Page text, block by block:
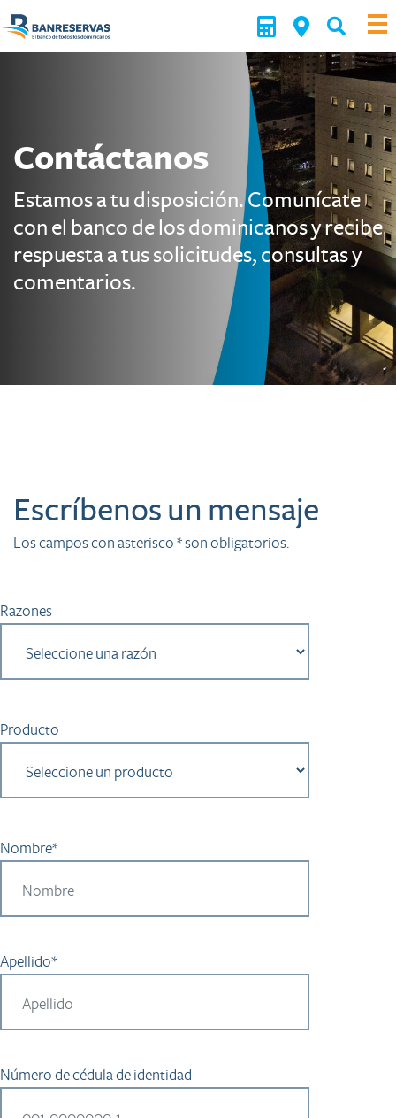
Contáctanos
Estamos a tu disposición. Comunícate
con el banco de los dominicanos y recibe
respuesta a tus solicitudes, consultas y
comentarios.
Escríbenos un mensaje
Los campos con asterisco * son obligatorios.
Razones
Producto
Nombre*
Apellido*
Número de cédula de identidad